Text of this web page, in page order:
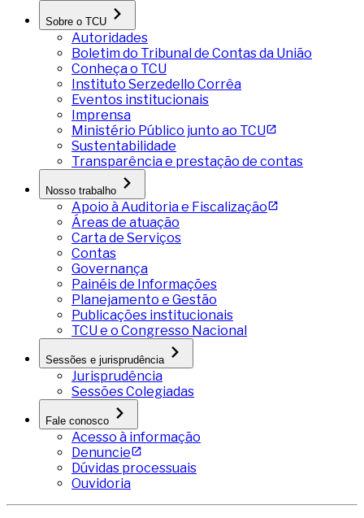
Sobre o TCU
Autoridades
Boletim do Tribunal de Contas da União
Conheça o TCU
Instituto Serzedello Corrêa
Eventos institucionais
Imprensa
Ministério Público junto ao TCU
Sustentabilidade
Transparência e prestação de contas
Nosso trabalho
Apoio à Auditoria e Fiscalização
Áreas de atuação
Carta de Serviços
Contas
Governança
Painéis de Informações
Planejamento e Gestão
Publicações institucionais
TCU e o Congresso Nacional
Sessões e jurisprudência
Jurisprudência
Sessões Colegiadas
Fale conosco
Acesso à informação
Denuncie
Dúvidas processuais
Ouvidoria